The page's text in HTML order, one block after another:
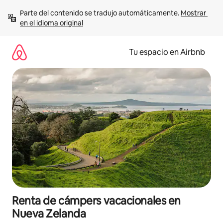
contenido
Parte del contenido se tradujo automáticamente. Mostrar
en el idioma original
Tu espacio en Airbnb
Renta de cámpers vacacionales en
Nueva Zelanda